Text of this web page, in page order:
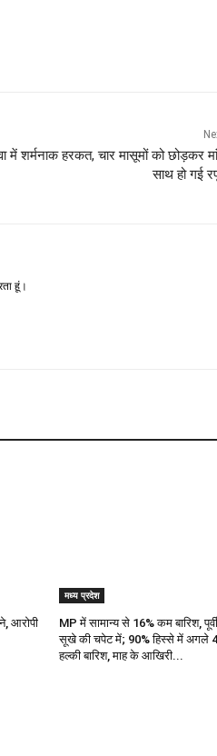
में शर्मनाक हरकत, चार मासूमों को छोड़कर
साथ हो गई
हूं।
आरोपी
मध्य प्रदेश
MP में सामान्य से 16% कम बारिश,
सूखे की चपेट में; 90% हिस्से में अगले
हल्की बारिश, माह के आखिरी...